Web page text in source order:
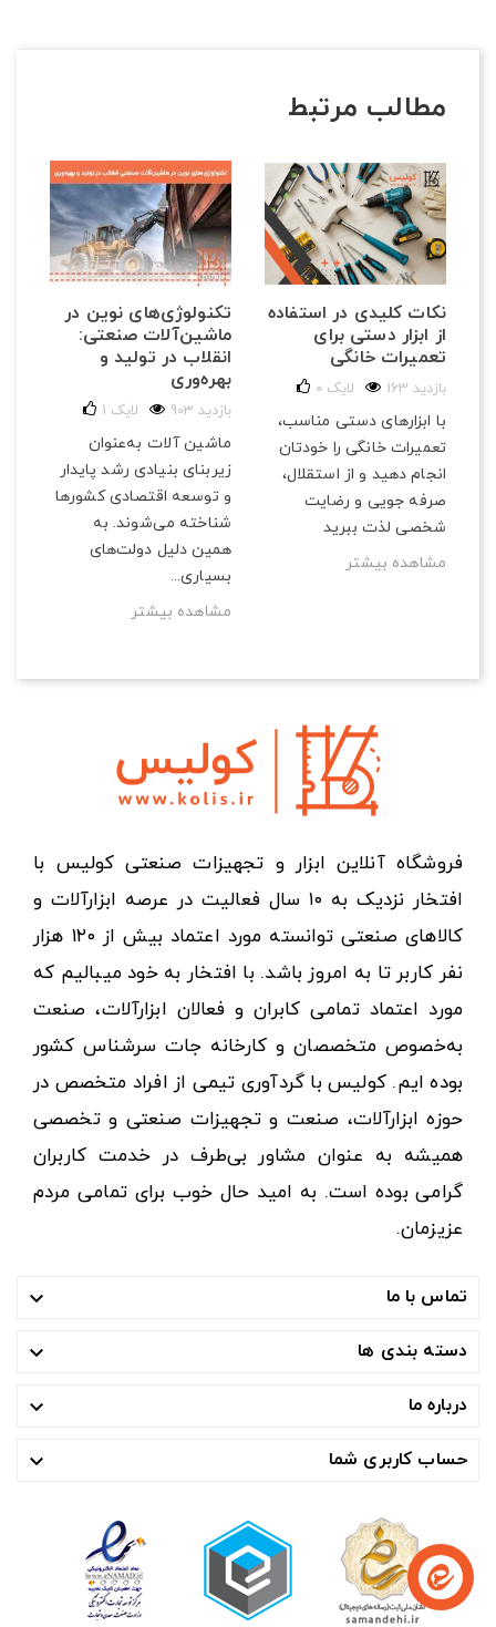
مطالب مرتبط
تکنولوژی‌های نوین در
ماشین‌آلات صنعتی:
انقلاب در تولید و
بهره‌وری
903 بازدید 1 لایک
ماشین آلات به‌عنوان
زیربنای بنیادی رشد پایدار
و توسعه اقتصادی کشورها
شناخته می‌شوند. به
همین دلیل دولت‌های
بسیاری...
مشاهده بیشتر
نکات کلیدی در استفاده
از ابزار دستی برای
تعمیرات خانگی
163 بازدید 0 لایک
با ابزارهای دستی مناسب،
تعمیرات خانگی را خودتان
انجام دهید و از استقلال،
صرفه‌ جویی و رضایت
شخصی لذت ببرید
مشاهده بیشتر
فروشگاه آنلاین ابزار و تجهیزات صنعتی کولیس با
افتخار نزدیک به ۱۰ سال فعالیت در عرصه ابزارآلات و
کالاهای صنعتی توانسته مورد اعتماد بیش از ۱۲۰ هزار
نفر کاربر تا به امروز باشد. با افتخار به خود میبالیم که
مورد اعتماد تمامی کابران و فعالان ابزارآلات، صنعت
به‌خصوص متخصصان و کارخانه جات سرشناس کشور
بوده ایم. کولیس با گردآوری تیمی از افراد متخصص در
حوزه ابزارآلات، صنعت و تجهیزات صنعتی و تخصصی
همیشه به عنوان مشاور بی‌طرف در خدمت کاربران
گرامی بوده است. به امید حال خوب برای تمامی مردم
عزیزمان.
تماس با ما 
دسته بندی ها 
درباره ما 
حساب کاربری شما 